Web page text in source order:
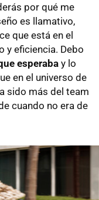
por qué me
es llamativo,
que está en el
y eficiencia. Debo
esperabay lo
en el universo de
sido más del team
cuando no era de